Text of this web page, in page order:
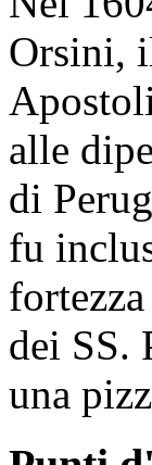
Orsini,
alle
di
fu
dei SS.
una